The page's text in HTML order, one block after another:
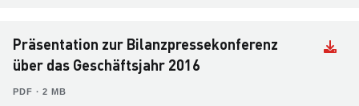
Präsentation zur Bilanzpressekonferenz
über das Geschäftsjahr 2016
PDF ∙ 2 MB